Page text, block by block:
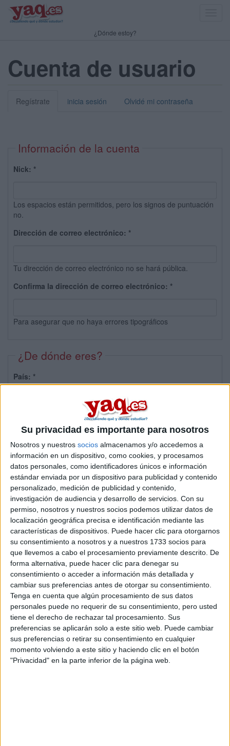
Su privacidad es importante para nosotros
Nosotros y nuestros socios almacenamos y/o accedemos a
información en un dispositivo, como cookies, y procesamos
datos personales, como identificadores únicos e información
estándar enviada por un dispositivo para publicidad y contenido
personalizado, medición de publicidad y contenido,
investigación de audiencia y desarrollo de servicios. Con su
permiso, nosotros y nuestros socios podemos utilizar datos de
localización geográfica precisa e identificación mediante las
características de dispositivos. Puede hacer clic para otorgarnos
su consentimiento a nosotros y a nuestros 1733 socios para
que llevemos a cabo el procesamiento previamente descrito. De
forma alternativa, puede hacer clic para denegar su
consentimiento o acceder a información más detallada y
cambiar sus preferencias antes de otorgar su consentimiento.
Tenga en cuenta que algún procesamiento de sus datos
personales puede no requerir de su consentimiento, pero usted
tiene el derecho de rechazar tal procesamiento. Sus
preferencias se aplicarán solo a este sitio web. Puede cambiar
sus preferencias o retirar su consentimiento en cualquier
momento volviendo a este sitio y haciendo clic en el botón
"Privacidad" en la parte inferior de la página web.
¿Dónde estoy?
Cuenta de usuario
Regístrate inicia sesión Olvidé mi contraseña
Información de la cuenta
Nick: *
Los espacios están permitidos, pero los signos de puntuación
no.
Dirección de correo electrónico: *
Tu dirección de correo electrónico no se hará pública.
Confirma la dirección de correo electrónico: *
Para asegurar que no haya errores tipográficos
¿De dónde eres?
País: *
Sobre ti
Soy:*
Chico
Chica
¿En qué año terminas (o terminaste) bachillerato o FP?
Soy estudiante de:*
Términos y Condiciones de Uso
Aceptolos Términos y Condicionesde uso*